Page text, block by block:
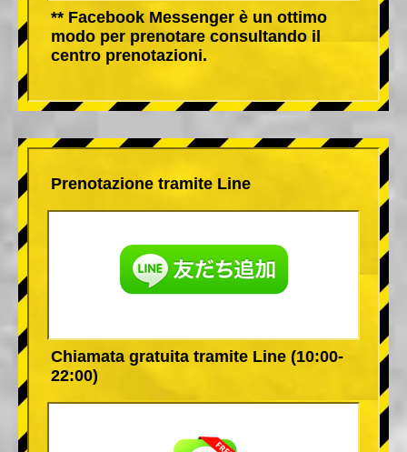
** Facebook Messenger è un ottimo
modo per prenotare consultando il
centro prenotazioni.
Prenotazione tramite Line
Chiamata gratuita tramite Line (10:00-
22:00)